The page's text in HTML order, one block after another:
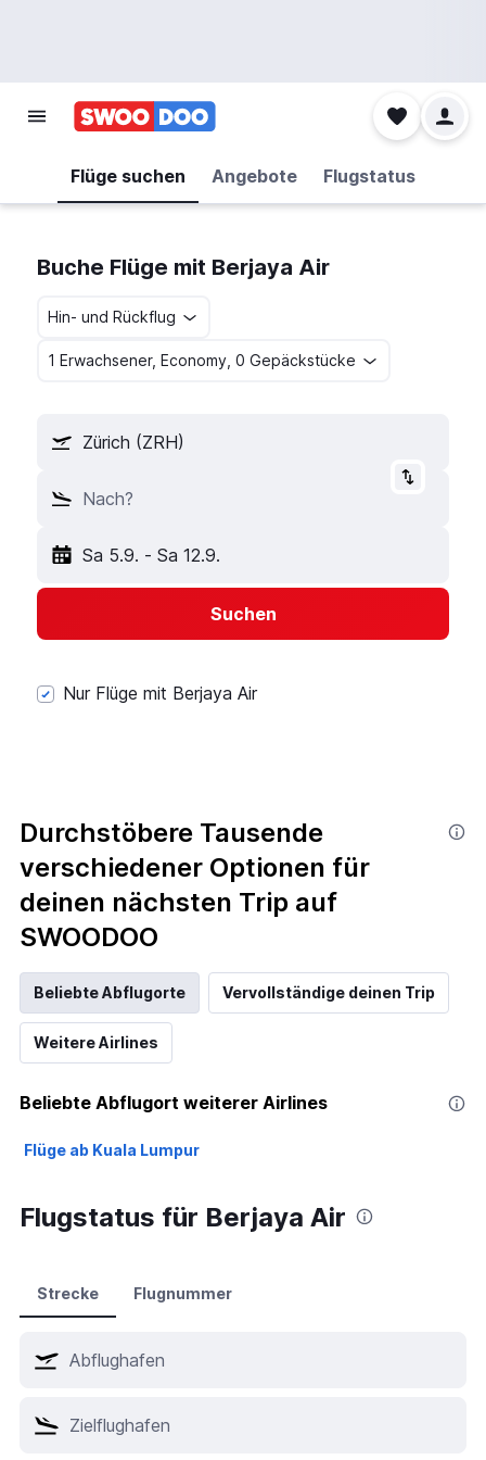
Flüge suchen Angebote Flugstatus
Buche Flüge mit Berjaya Air
Hin- und Rückflug
1 Erwachsener, Economy, 0 Gepäckstücke
Zürich (ZRH)
Nach?
Sa 5.9. - Sa 12.9.
Suchen
Nur Flüge mit Berjaya Air
Durchstöbere Tausende
verschiedener Optionen für
deinen nächsten Trip auf
SWOODOO
Beliebte Abflugorte Vervollständige deinen Trip
Weitere Airlines
Beliebte Abflugort weiterer Airlines
Flüge ab Kuala Lumpur
Flugstatus für Berjaya Air
Strecke Flugnummer